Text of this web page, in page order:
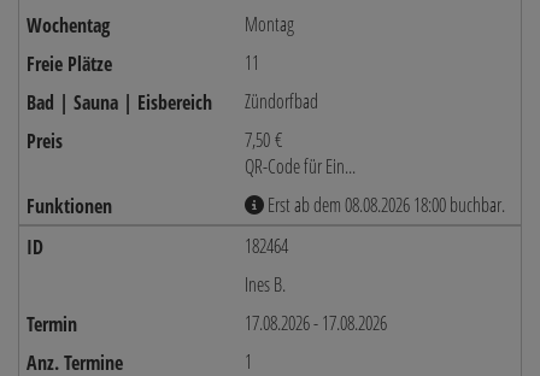
Montag
11
Zündorfbad
7,50 €
QR-Code für Ein...
Erst ab dem 08.08.2026 18:00 buchbar.
182464
Ines B.
17.08.2026 - 17.08.2026
1